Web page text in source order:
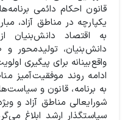
قانون احکام دائمی
یکپارچه در مناطق آزاد،
به اقتصاد
دانش‌بنیان، تولیدمحور و
واقع‌بینانه برای پیگیری
ادامه روند موفقیت‌آمیز
به برنامه، قانون و
شورایعالی مناطق آزاد و
سیاستگذار ارشد ابلاغ